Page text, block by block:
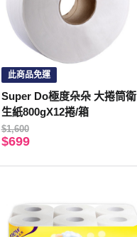
此商品免運
Super Do極度朵朵 大捲筒衛
生紙800gX12捲/箱
$1,600
$699